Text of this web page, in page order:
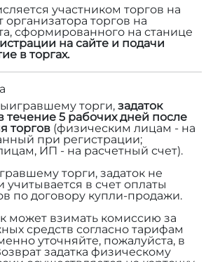
участником торгов на
организатора торгов на
сформированного на станице
на сайте и подачи
в торгах.
торги, задаток
течение 5 рабочих дней после
торгов (физическим лицам - на
при регистрации;
ИП - на расчетный счет).
торги, задаток не
учитывается в счет оплаты
по договору купли-продажи.
может взимать комиссию за
средств согласно тарифам
уточняйте, пожалуйста, в
задатка физическому